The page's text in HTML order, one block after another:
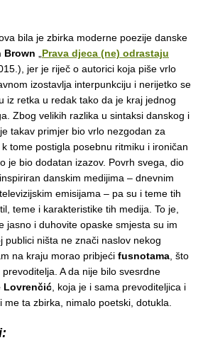
bila je zbirka moderne poezije danske
Brown
Prava djeca (ne) odrastaju
jer je riječ o autorici koja piše vrlo
izostavlja interpunkciju i nerijetko se
iz retka u redak tako da je kraj jednog
Zbog velikih razlika u sintaksi danskog i
takav primjer bio vrlo nezgodan za
tome postigla posebnu ritmiku i ironičan
je bio dodatan izazov. Povrh svega, dio
danskim medijima – dnevnim
emisijama – pa su i teme tih
teme i karakteristike tih medija. To je,
jasno i duhovite opaske smjesta su im
publici ništa ne znači naslov nekog
na kraju morao pribjeći fusnotama , što
A da nije bilo svesrdne
Lovrenčić , koja je i sama prevoditeljica i
me ta zbirka, nimalo poetski, dotukla.